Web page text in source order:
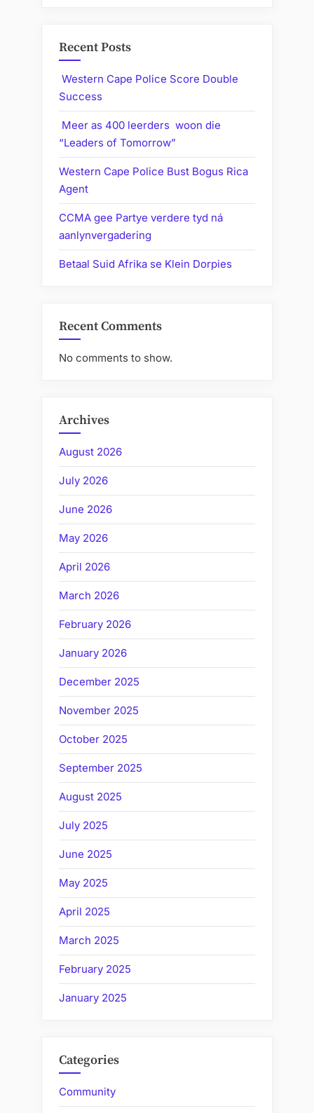
Recent Posts
Western Cape Police Score Double
Success
Meer as 400 leerders woon die
“Leaders of Tomorrow”
Western Cape Police Bust Bogus Rica
Agent
CCMA gee Partye verdere tyd ná
aanlynvergadering
Betaal Suid Afrika se Klein Dorpies
Recent Comments
No comments to show.
Archives
August 2026
July 2026
June 2026
May 2026
April 2026
March 2026
February 2026
January 2026
December 2025
November 2025
October 2025
September 2025
August 2025
July 2025
June 2025
May 2025
April 2025
March 2025
February 2025
January 2025
Categories
Community